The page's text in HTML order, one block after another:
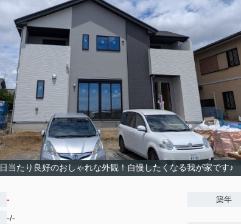
日当たり良好のおしゃれな外観！自慢したくなる我が家です♪
-
-/-
築年